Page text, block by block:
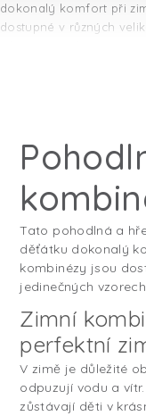
dokonalý komfort při
dostupné v různých
Tato pohodlná a
děťátku dokonalý
kombinézy jsou
jedinečných
Zimní
perfektní
V zimě je důležité
odpuzují vodu a
zůstávají děti v